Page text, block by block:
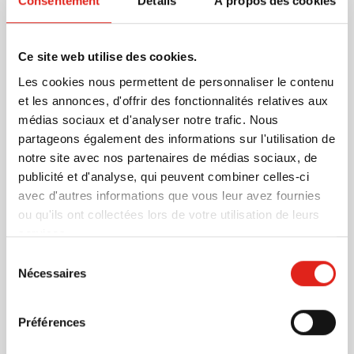
Ce site web utilise des cookies.
Les cookies nous permettent de personnaliser le contenu
et les annonces, d'offrir des fonctionnalités relatives aux
médias sociaux et d'analyser notre trafic. Nous
partageons également des informations sur l'utilisation de
notre site avec nos partenaires de médias sociaux, de
publicité et d'analyse, qui peuvent combiner celles-ci
avec d'autres informations que vous leur avez fournies
ou qu'ils ont collectées lors de votre utilisation de leurs
services.
Nécessaires
Préférences
peluche est fabriqué avec du matériel doux et
enfants. Il est muni d'une étiquette imprimable en
carton attaché à l'oreille. Un cadeau parfait pour tous
ceux qui aiment les peluches super-douce et
sympathique.
En savoir plus
Plus d'information
Numéro d'article
1014876
Poids
62 gramme(s)
Marque
IMPRESSION
Matière
Polyester, Polypropylène
Dimensions
10 cm x 8 cm x 32 cm (l x
l x h)
D'autres clients ont aussi choisi